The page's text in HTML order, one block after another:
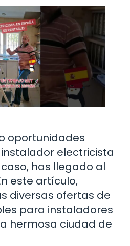
oportunidades
electricista
caso, has llegado al
este artículo,
diversas ofertas de
para instaladores
hermosa ciudad de